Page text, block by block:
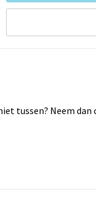
tussen? Neem